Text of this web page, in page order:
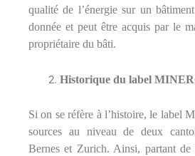
qualité de l’énergie sur un
donnée et peut être acquis par le
propriétaire du bâti.
Historique du label
Si on se réfère à l’histoire, le label
sources au niveau de deux
Bernes et Zurich. Ainsi, partant de